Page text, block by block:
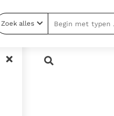
Over ons
Over RK Documenten
Zoek alles